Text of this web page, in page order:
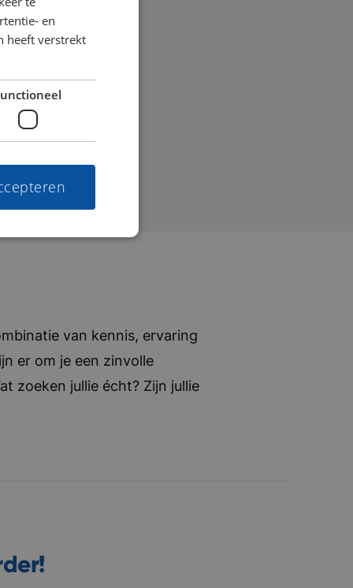
van kennis, ervaring
er om je een zinvolle
zoeken jullie écht? Zijn jullie
en
heeft verstrekt